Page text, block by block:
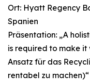
Ort: Hyatt Regency
Spanien
Präsentation: „A
is required to make
Ansatz für das
rentabel zu